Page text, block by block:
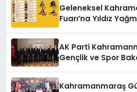
Geleneksel
Fuarı’na Yıldız
AK Parti
Gençlik ve Spor
Kahramanmaraş